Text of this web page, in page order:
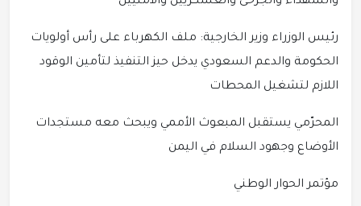
رئيس الوزراء وزير الخارجية: ملف الكهرباء على رأس أولويات
الحكومة والدعم السعودي يدخل حيز التنفيذ لتأمين الوقود
اللازم لتشغيل المحطات
المحرّمي يستقبل المبعوث الأممي ويبحث معه مستجدات
الأوضاع وجهود السلام في اليمن
مؤتمر الحوار الوطني